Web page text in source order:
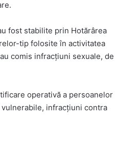
fost stabilite prin Hotărârea
tip folosite în activitatea
comis infracțiuni sexuale, de
operativă a persoanelor
infracțiuni contra